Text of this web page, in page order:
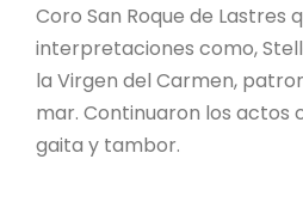
Coro San Roque de Lastres
interpretaciones como,
la Virgen del Carmen,
mar. Continuaron los actos
gaita y tambor.